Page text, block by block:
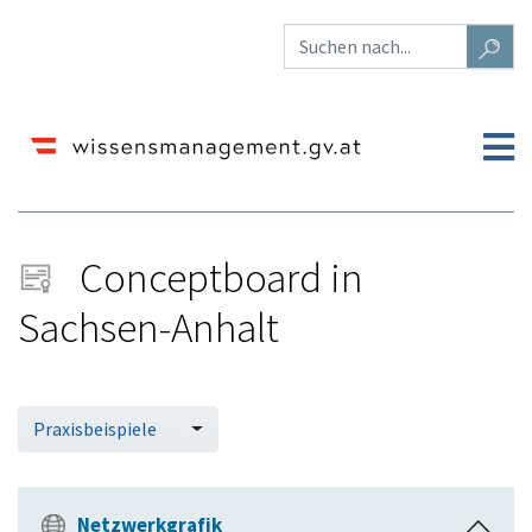
Conceptboard in
Sachsen-Anhalt
Wechseln zu: Navigation
Praxisbeispiele
Netzwerkgrafik